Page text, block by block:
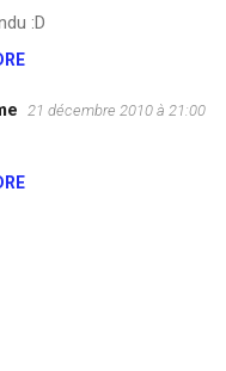
:D
21 décembre 2010 à 21:00